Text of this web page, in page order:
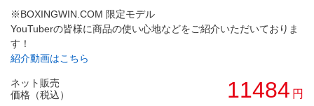
※BOXINGWIN.COM 限定モデル
YouTuberの皆様に商品の使い心地などをご紹介いただいておりま
す！
紹介動画はこちら
ネット販売
価格（税込）
11484 円